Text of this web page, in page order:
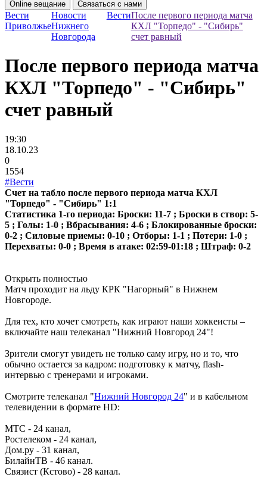
Online вещание Связаться с нами
Вести
Приволжье
Новости
Нижнего
Новгорода
ВестиПосле первого периода матча
КХЛ "Торпедо" - "Сибирь"
счет равный
После первого периода матча
КХЛ "Торпедо" - "Сибирь"
счет равный
19:30
18.10.23
0
1554
#Вести
Счет на табло после первого периода матча КХЛ
"Торпедо" - "Сибирь" 1:1
Статистика 1-го периода: Броски: 11-7 ; Броски в створ: 5-
5 ; Голы: 1-0 ; Вбрасывания: 4-6 ; Блокированные броски:
0-2 ; Силовые приемы: 0-10 ; Отборы: 1-1 ; Потери: 1-0 ;
Перехваты: 0-0 ; Время в атаке: 02:59-01:18 ; Штраф: 0-2
Открыть полностью
Матч проходит на льду КРК "Нагорный" в Нижнем
Новгороде.
Для тех, кто хочет смотреть, как играют наши хоккеисты –
включайте наш телеканал "Нижний Новгород 24"!
Зрители смогут увидеть не только саму игру, но и то, что
обычно остается за кадром: подготовку к матчу, flash-
интервью с тренерами и игроками.
Смотрите телеканал "Нижний Новгород 24" и в кабельном
телевидении в формате HD:
МТС - 24 канал,
Ростелеком - 24 канал,
Дом.ру - 31 канал,
БилайнТВ - 46 канал.
Связист (Кстово) - 28 канал.